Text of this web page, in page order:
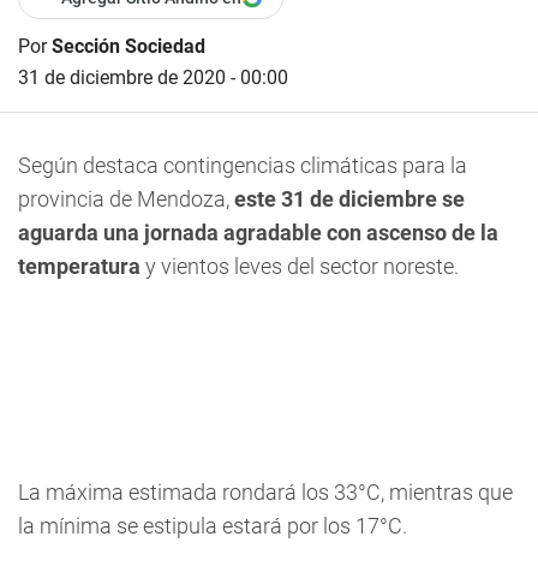
PorSección Sociedad
31 de diciembre de 2020 - 00:00
Según destaca contingencias climáticas para la
provincia de Mendoza,este 31 de diciembre se
aguarda una jornada agradable con ascenso de la
temperatura y vientos leves del sector noreste.
La máxima estimada rondará los 33°C, mientras que
la mínima se estipula estará por los 17°C.